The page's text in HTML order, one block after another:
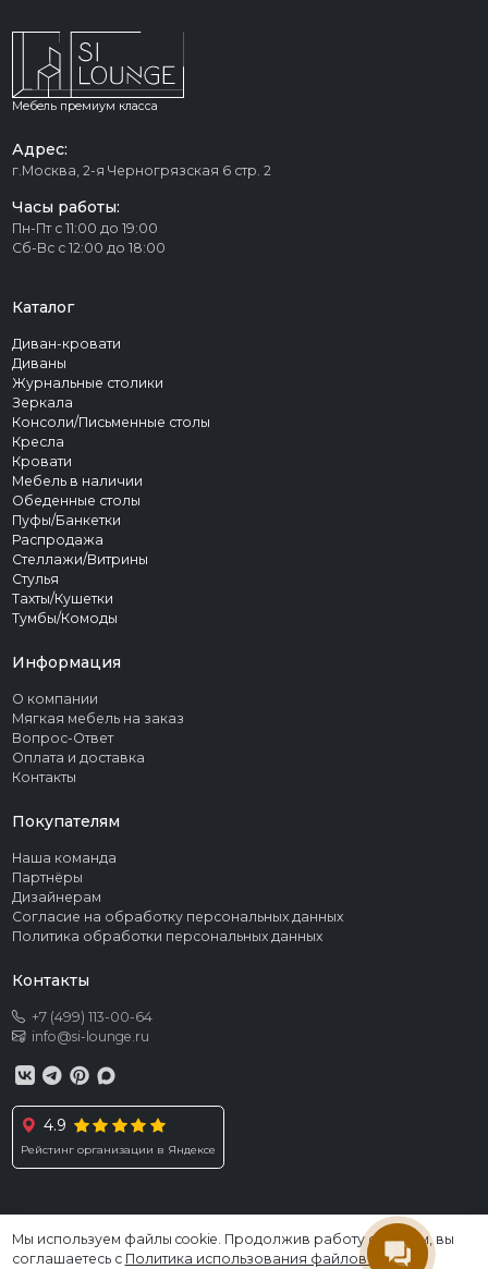
Мы используем файлы cookie. Продолжив работу с сайтом, вы
соглашаетесь с Политика использования файлов cookies
Мебель премиум класса
Адрес:
г.Москва, 2-я Черногрязская 6 стр. 2
Часы работы:
Пн-Пт с 11:00 до 19:00
Сб-Вс с 12:00 до 18:00
Каталог
Диван-кровати
Диваны
Журнальные столики
Зеркала
Консоли/Письменные столы
Кресла
Кровати
Мебель в наличии
Обеденные столы
Пуфы/Банкетки
Распродажа
Стеллажи/Витрины
Стулья
Тахты/Кушетки
Тумбы/Комоды
Информация
О компании
Мягкая мебель на заказ
Вопрос-Ответ
Оплата и доставка
Контакты
Покупателям
Наша команда
Партнёры
Дизайнерам
Согласие на обработку персональных данных
Политика обработки персональных данных
Контакты
+7 (499) 113-00-64
info@si-lounge.ru
4.9
Рейстинг организации в Яндексе
© 2026 SI LOUNGE. Все права защищены